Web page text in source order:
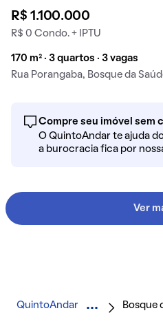
R$ 1.100.000
R$ 0 Condo. + IPTU
170 m² · 3 quartos · 3 vagas
Rua Porangaba, Bosque da
Compre seu imóvel sem
O QuintoAndar te ajuda
a burocracia fica por
Ver
QuintoAndar Bosque